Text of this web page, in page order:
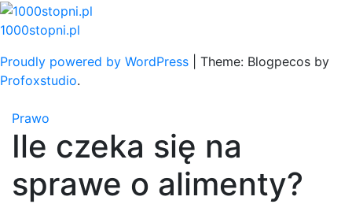
Skip
to
1000stopni.pl
Proudly powered by WordPress
Theme: Blogpecos by
Profoxstudio.
Prawo
Ile czeka się na
sprawe o alimenty?